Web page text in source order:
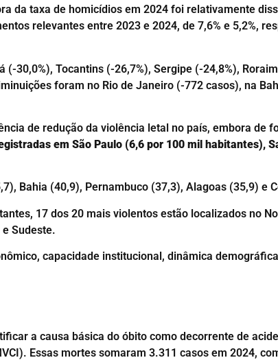
da taxa de homicídios em 2024 foi relativamente
relevantes entre 2023 e 2024, de 7,6% e 5,2%,
30,0%), Tocantins (-26,7%), Sergipe (-24,8%),
foram no Rio de Janeiro (-772 casos), na
de redução da violência letal no país, embora de
em São Paulo (6,6 por 100 mil habitantes),
Bahia (40,9), Pernambuco (37,3), Alagoas (35,9) e
17 dos 20 mais violentos estão localizados no
Sudeste.
capacidade institucional, dinâmica
a causa básica do óbito como decorrente de
Essas mortes somaram 3.311 casos em 2024,